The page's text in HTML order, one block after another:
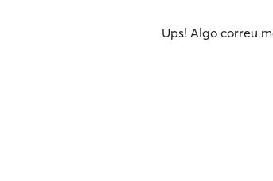
Ups! Algo correu